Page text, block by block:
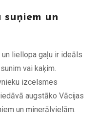
suņiem un
un liellopa gaļu ir ideāls
vai kaķim.
izcelsmes
augstāko Vācijas
un minerālvielām.